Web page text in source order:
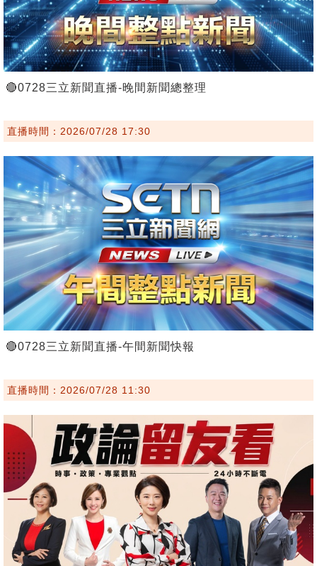
🔴0728三立新聞直播-晚間新聞總整理
直播時間：2026/07/28 17:30
🔴0728三立新聞直播-午間新聞快報
直播時間：2026/07/28 11:30